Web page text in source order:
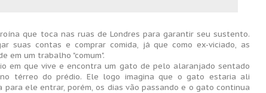
que toca nas ruas de Londres para garantir seu sustento.
suas contas e comprar comida, já que como ex-viciado, as
em um trabalho "comum".
em que vive e encontra um gato de pelo alaranjado sentado
térreo do prédio. Ele logo imagina que o gato estaria ali
ele entrar, porém, os dias vão passando e o gato continua